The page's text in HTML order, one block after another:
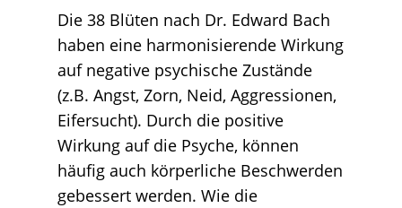
Die 38 Blüten nach Dr. Edward Bach
haben eine harmonisierende Wirkung
auf negative psychische Zustände
(z.B. Angst, Zorn, Neid, Aggressionen,
Eifersucht). Durch die positive
Wirkung auf die Psyche, können
häufig auch körperliche Beschwerden
gebessert werden. Wie die